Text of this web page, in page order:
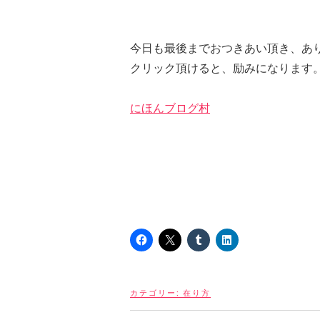
今日も最後までおつきあい頂き、あ
クリック頂けると、励みになります。
にほんブログ村
カテゴリー: 在り方